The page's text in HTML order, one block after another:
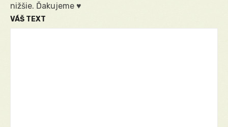
nižšie. Ďakujeme ♥
VÁŠ TEXT